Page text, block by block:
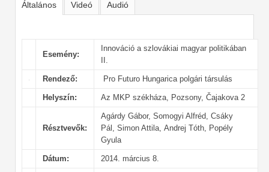
Általános Videó Audió
Esemény:
Innováció a szlovákiai magyar politikában
II.
Rendező: Pro Futuro Hungarica polgári társulás
Helyszín: Az MKP székháza, Pozsony, Čajakova 2
Résztvevők:
Agárdy Gábor, Somogyi Alfréd, Csáky
Pál, Simon Attila, Andrej Tóth, Popély
Gyula
Dátum: 2014. március 8.